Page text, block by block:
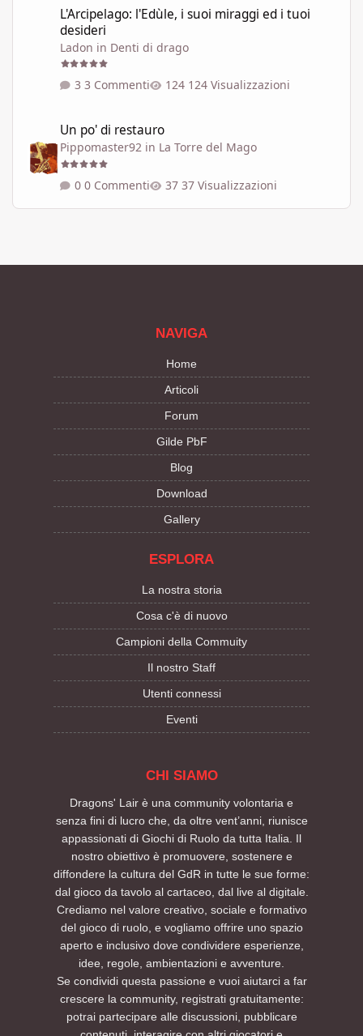
L'Arcipelago: l'Edùle, i suoi miraggi ed i tuoi
desideri
Ladon in Denti di drago
3 Commenti 124 Visualizzazioni
Un po' di restauro
Pippomaster92 in La Torre del Mago
0 Commenti 37 Visualizzazioni
NAVIGA
Home
Articoli
Forum
Gilde PbF
Blog
Download
Gallery
ESPLORA
La nostra storia
Cosa c'è di nuovo
Campioni della Commuity
Il nostro Staff
Utenti connessi
Eventi
CHI SIAMO
Dragons' Lair è una community volontaria e
senza fini di lucro che, da oltre vent’anni, riunisce
appassionati di Giochi di Ruolo da tutta Italia. Il
nostro obiettivo è promuovere, sostenere e
diffondere la cultura del GdR in tutte le sue forme:
dal gioco da tavolo al cartaceo, dal live al digitale.
Crediamo nel valore creativo, sociale e formativo
del gioco di ruolo, e vogliamo offrire uno spazio
aperto e inclusivo dove condividere esperienze,
idee, regole, ambientazioni e avventure.
Se condividi questa passione e vuoi aiutarci a far
crescere la community, registrati gratuitamente:
potrai partecipare alle discussioni, pubblicare